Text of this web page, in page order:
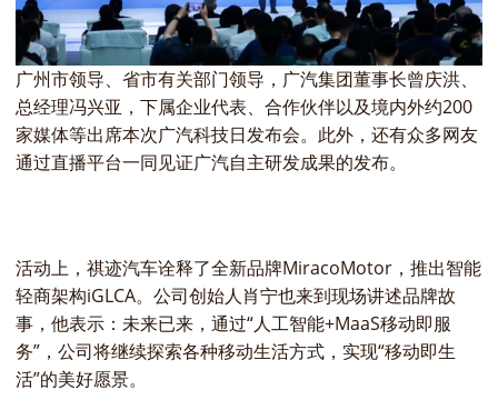
广州市领导、省市有关部门领导，广汽集团董事长曾庆洪、
总经理冯兴亚，下属企业代表、合作伙伴以及境内外约200
家媒体等出席本次广汽科技日发布会。此外，还有众多网友
通过直播平台一同见证广汽自主研发成果的发布。
活动上，祺迹汽车诠释了全新品牌MiracoMotor，推出智能
轻商架构iGLCA。公司创始人肖宁也来到现场讲述品牌故
事，他表示：未来已来，通过“人工智能+MaaS移动即服
务”，公司将继续探索各种移动生活方式，实现“移动即生
活”的美好愿景。